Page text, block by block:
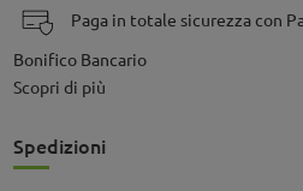
Paga in totale sicurezza con
Bonifico Bancario
Scopri di più
Spedizioni